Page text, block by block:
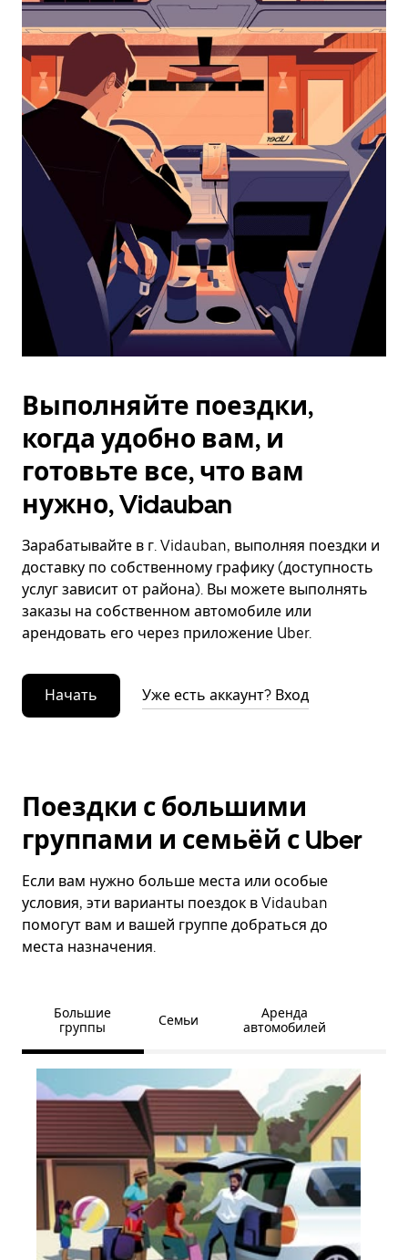
календарю
выбрать
дату.
Чтобы
закрыть
календарь,
нажмите
Esc.
Выполняйте поездки,
когда удобно вам, и
готовьте все, что вам
нужно, Vidauban
Зарабатывайте в г. Vidauban, выполняя поездки и
доставку по собственному графику (доступность
услуг зависит от района). Вы можете выполнять
заказы на собственном автомобиле или
арендовать его через приложение Uber.
Начать Уже есть аккаунт? Вход
Поездки с большими
группами и семьёй с Uber
Если вам нужно больше места или особые
условия, эти варианты поездок в Vidauban
помогут вам и вашей группе добраться до
места назначения.
Большие
группы
Семьи
Аренда
автомобилей